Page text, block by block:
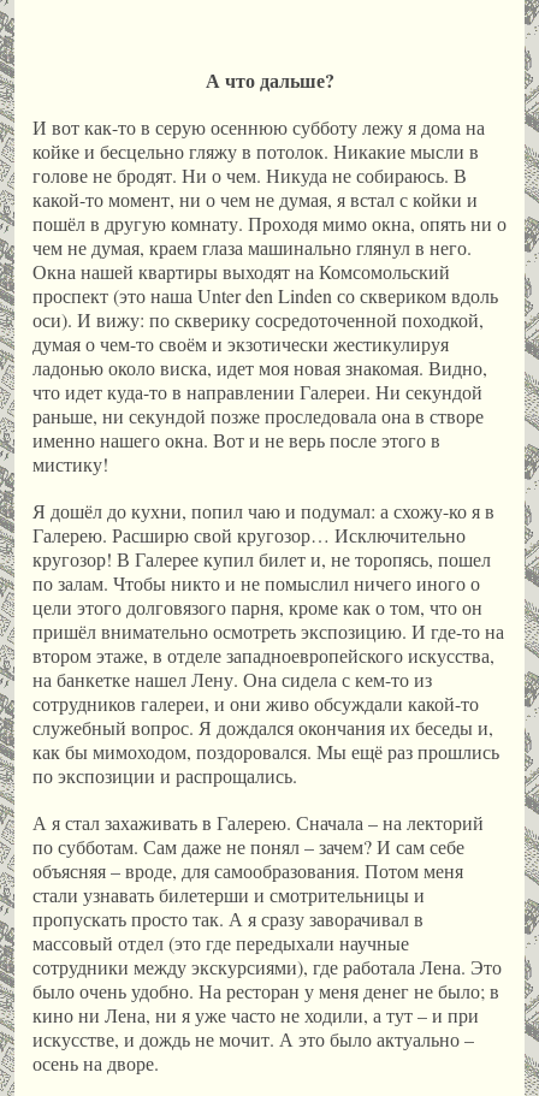
А что дальше?
И вот как-то в серую осеннюю субботу лежу я дома на
койке и бесцельно гляжу в потолок. Никакие мысли в
голове не бродят. Ни о чем. Никуда не собираюсь. В
какой-то момент, ни о чем не думая, я встал с койки и
пошёл в другую комнату. Проходя мимо окна, опять ни о
чем не думая, краем глаза машинально глянул в него.
Окна нашей квартиры выходят на Комсомольский
проспект (это наша Unter den Linden со сквериком вдоль
оси). И вижу: по скверику сосредоточенной походкой,
думая о чем-то своём и экзотически жестикулируя
ладонью около виска, идет моя новая знакомая. Видно,
что идет куда-то в направлении Галереи. Ни секундой
раньше, ни секундой позже проследовала она в створе
именно нашего окна. Вот и не верь после этого в
мистику!
Я дошёл до кухни, попил чаю и подумал: а схожу-ко я в
Галерею. Расширю свой кругозор… Исключительно
кругозор! В Галерее купил билет и, не торопясь, пошел
по залам. Чтобы никто и не помыслил ничего иного о
цели этого долговязого парня, кроме как о том, что он
пришёл внимательно осмотреть экспозицию. И где-то на
втором этаже, в отделе западноевропейского искусства,
на банкетке нашел Лену. Она сидела с кем-то из
сотрудников галереи, и они живо обсуждали какой-то
служебный вопрос. Я дождался окончания их беседы и,
как бы мимоходом, поздоровался. Мы ещё раз прошлись
по экспозиции и распрощались.
А я стал захаживать в Галерею. Сначала – на лекторий
по субботам. Сам даже не понял – зачем? И сам себе
объясняя – вроде, для самообразования. Потом меня
стали узнавать билетерши и смотрительницы и
пропускать просто так. А я сразу заворачивал в
массовый отдел (это где передыхали научные
сотрудники между экскурсиями), где работала Лена. Это
было очень удобно. На ресторан у меня денег не было; в
кино ни Лена, ни я уже часто не ходили, а тут – и при
искусстве, и дождь не мочит. А это было актуально –
осень на дворе.